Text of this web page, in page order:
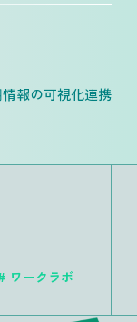
情報の可視化連携
ワークラボ